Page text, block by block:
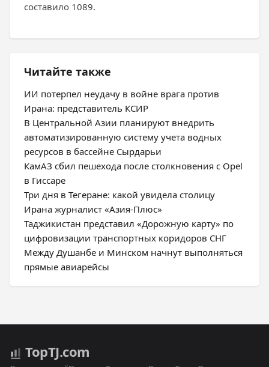
составило 1089.
Читайте также
ИИ потерпел неудачу в войне врага против
Ирана: представитель КСИР
В Центральной Азии планируют внедрить
автоматизированную систему учета водных
ресурсов в бассейне Сырдарьи
КамАЗ сбил пешехода после столкновения с Opel
в Гиссаре
Три дня в Тегеране: какой увидела столицу
Ирана журналист «Азия-Плюс»
Таджикистан представил «Дорожную карту» по
цифровизации транспортных коридоров СНГ
Между Душанбе и Минском начнут выполняться
прямые авиарейсы
TopTJ.com